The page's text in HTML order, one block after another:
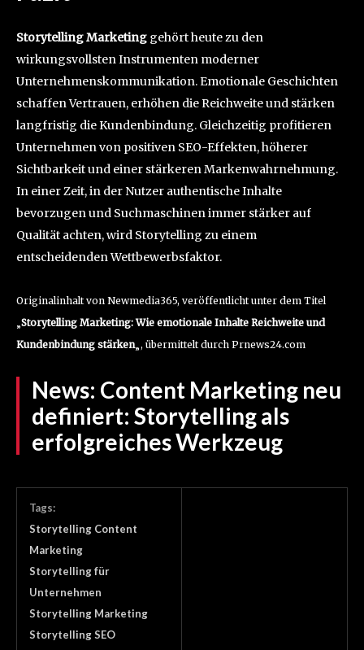
Storytelling Marketing gehört heute zu den
wirkungsvollsten Instrumenten moderner
Unternehmenskommunikation. Emotionale Geschichten
schaffen Vertrauen, erhöhen die Reichweite und stärken
langfristig die Kundenbindung. Gleichzeitig profitieren
Unternehmen von positiven SEO-Effekten, höherer
Sichtbarkeit und einer stärkeren Markenwahrnehmung.
In einer Zeit, in der Nutzer authentische Inhalte
bevorzugen und Suchmaschinen immer stärker auf
Qualität achten, wird Storytelling zu einem
entscheidenden Wettbewerbsfaktor.
Originalinhalt von Newmedia365, veröffentlicht unter dem Titel
„Storytelling Marketing: Wie emotionale Inhalte Reichweite und
Kundenbindung stärken„, übermittelt durch Prnews24.com
News: Content Marketing neu
definiert: Storytelling als
erfolgreiches Werkzeug
Tags:
Storytelling Content
Marketing
Storytelling für
Unternehmen
Storytelling Marketing
Storytelling SEO